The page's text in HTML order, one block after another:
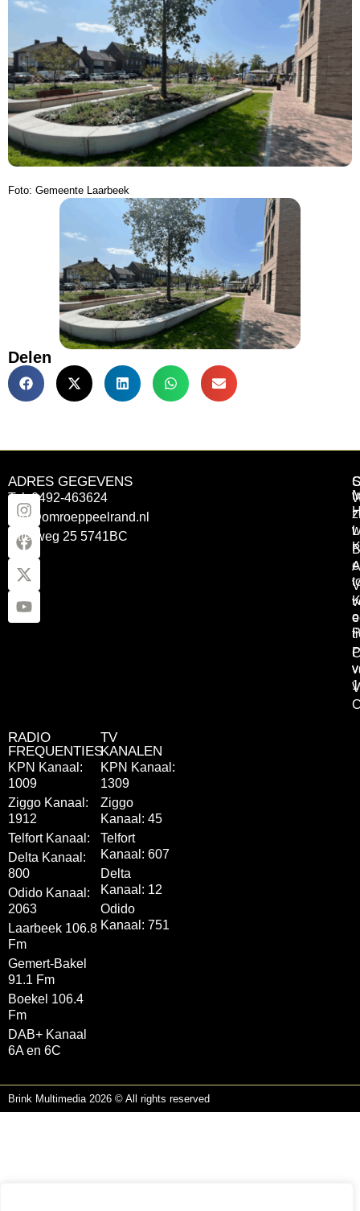
Foto: Gemeente Laarbeek
Delen
ADRES GEGEVENS
Tel: 0492-463624
info@omroeppeelrand.nl
Otterweg 25 5741BC
RADIO
FREQUENTIES
KPN Kanaal:
1009
Ziggo Kanaal:
1912
Telfort Kanaal:
Delta Kanaal:
800
Odido Kanaal:
2063
Laarbeek 106.8
Fm
Gemert-Bakel
91.1 Fm
Boekel 106.4
Fm
DAB+ Kanaal
6A en 6C
TV
KANALEN
KPN Kanaal:
1309
Ziggo
Kanaal: 45
Telfort
Kanaal: 607
Delta
Kanaal: 12
Odido
Kanaal: 751
Brink Multimedia 2026 © All rights reserved